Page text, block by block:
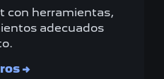
con herramientas,
adecuados
→